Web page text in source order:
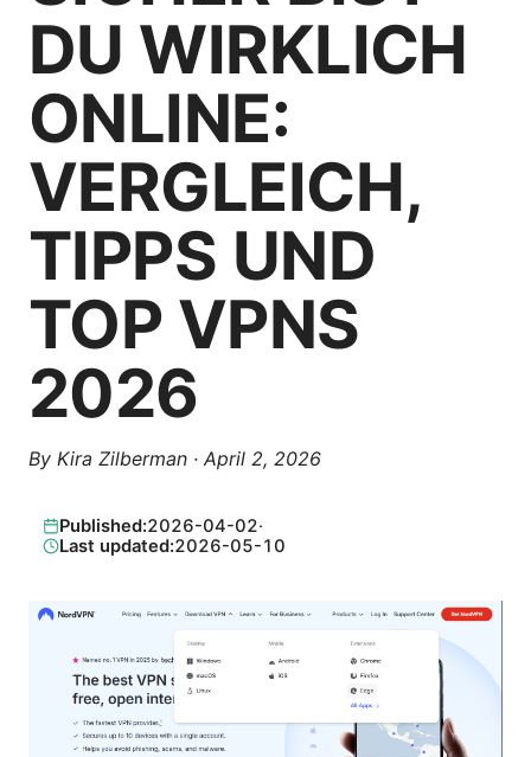
DU WIRKLICH
ONLINE:
VERGLEICH,
TIPPS UND
TOP VPNS
2026
By Kira Zilberman · April 2, 2026
Published:2026-04-02·
Last updated:2026-05-10